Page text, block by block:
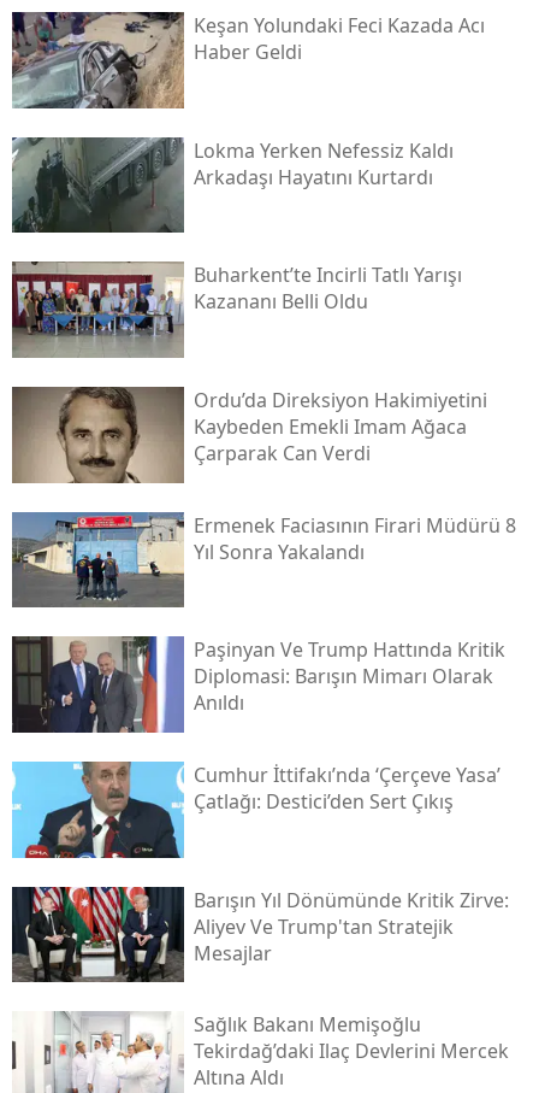
Keşan Yolundaki Feci Kazada Acı
Haber Geldi
Lokma Yerken Nefessiz Kaldı
Arkadaşı Hayatını Kurtardı
Buharkent’te Incirli Tatlı Yarışı
Kazananı Belli Oldu
Ordu’da Direksiyon Hakimiyetini
Kaybeden Emekli Imam Ağaca
Çarparak Can Verdi
Ermenek Faciasının Firari Müdürü 8
Yıl Sonra Yakalandı
Paşinyan Ve Trump Hattında Kritik
Diplomasi: Barışın Mimarı Olarak
Anıldı
Cumhur İttifakı’nda ‘çerçeve Yasa’
Çatlağı: Destici’den Sert Çıkış
Barışın Yıl Dönümünde Kritik Zirve:
Aliyev Ve Trump'tan Stratejik
Mesajlar
Sağlık Bakanı Memişoğlu
Tekirdağ’daki Ilaç Devlerini Mercek
Altına Aldı